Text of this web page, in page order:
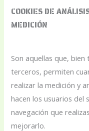
COOKIES DE
MEDICIÓN
Son aquellas que,
terceros, permiten
realizar la medición y
hacen los usuarios del
navegación que
mejorarlo.